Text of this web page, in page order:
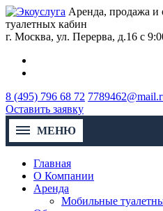
Аренда, продажа и
туалетных кабин
г. Москва, ул. Перерва, д.16 с
8 (495) 796 68 72
Оставить заявку
МЕНЮ
Главная
О Компании
Аренда
Мобильные